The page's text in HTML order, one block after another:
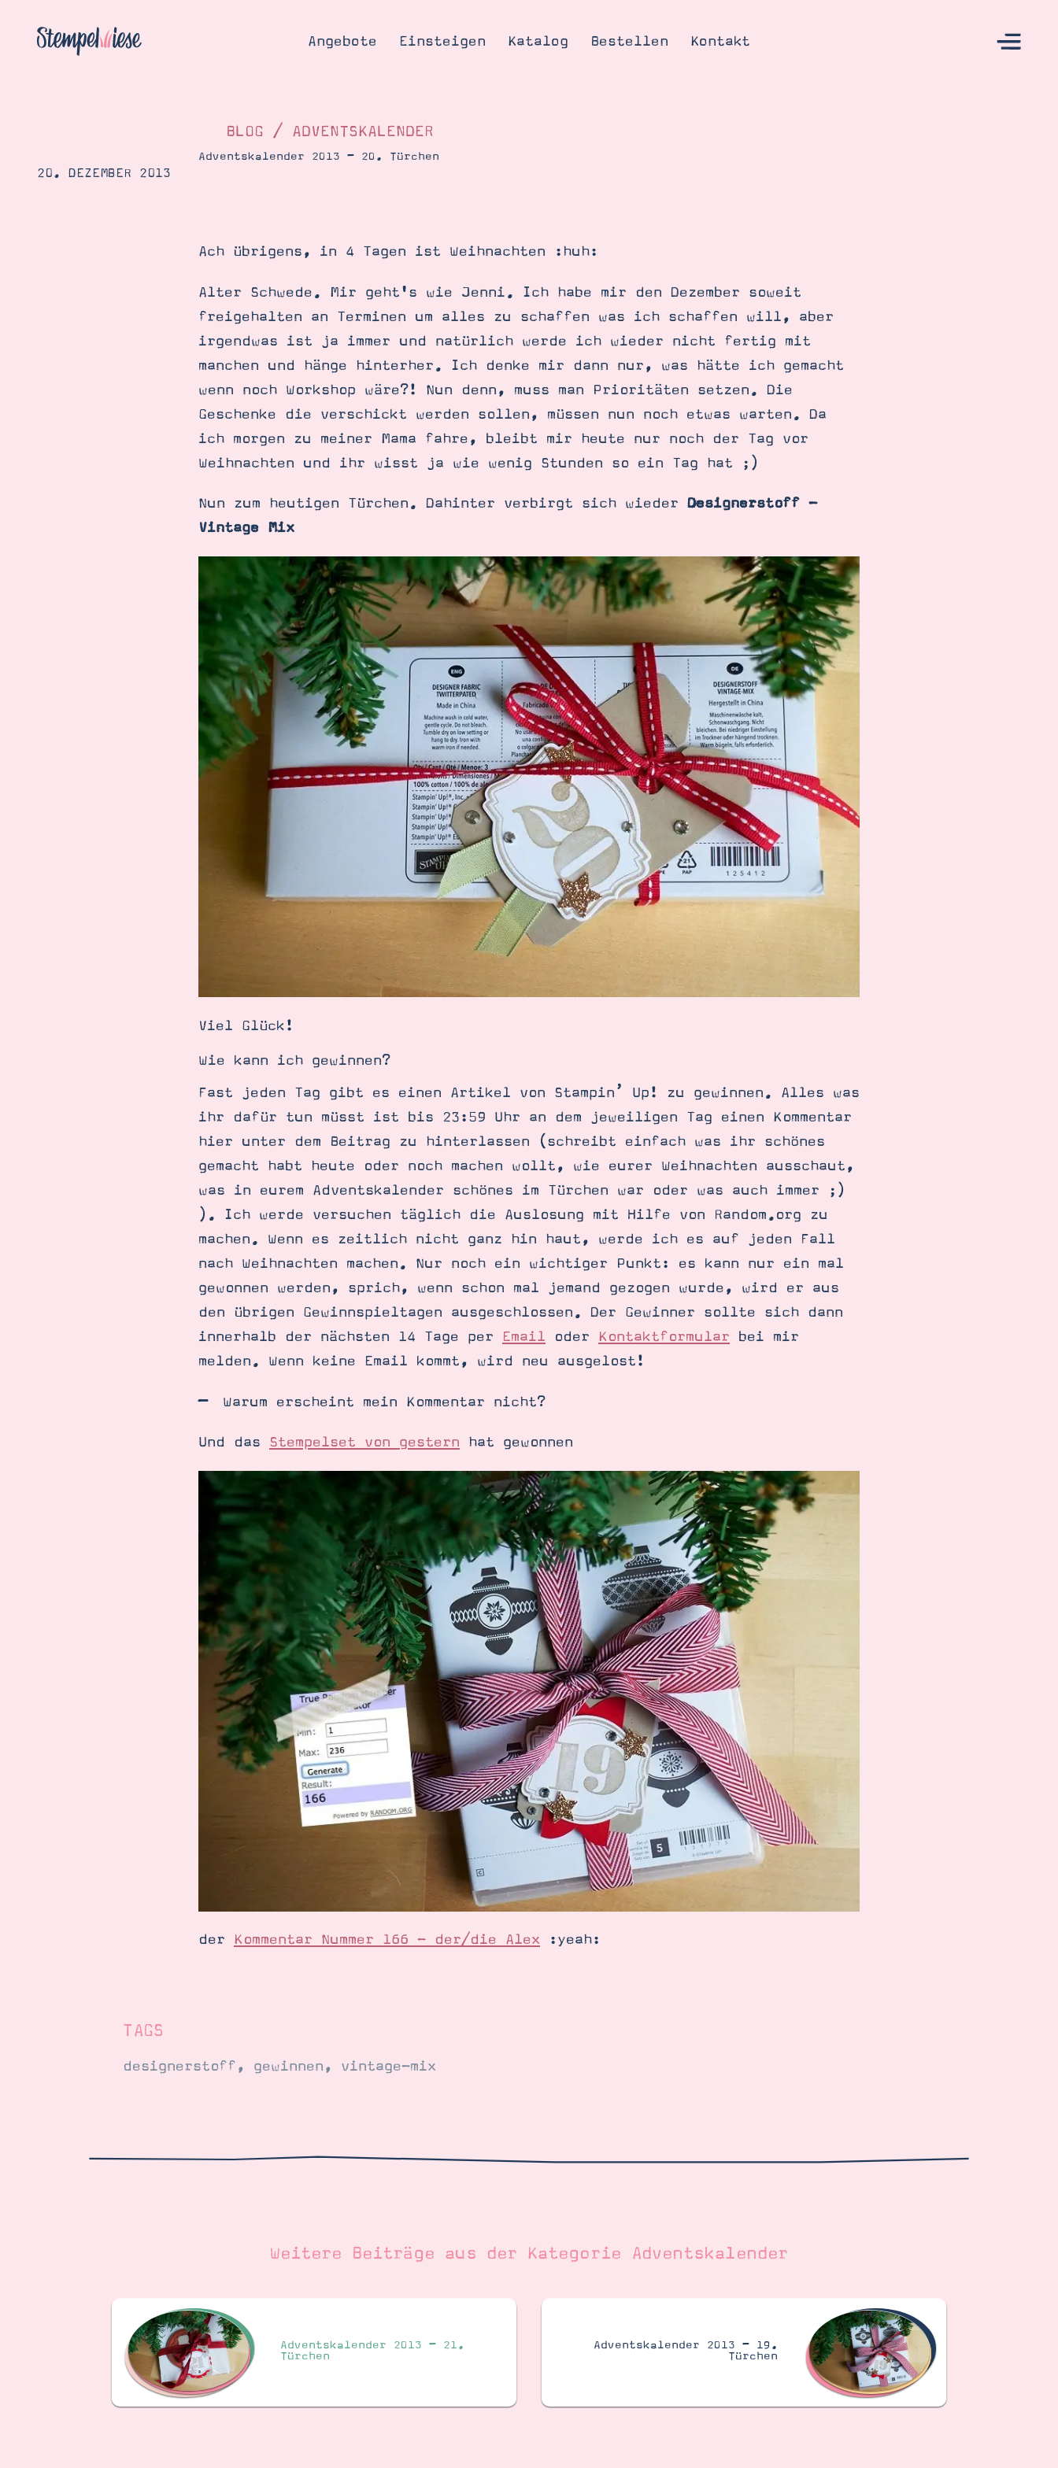
Angebote Einsteigen Katalog Bestellen Kontakt
Blog
Produkte erklärt
Über mich
Über Stampin’ Up!
Datenschutz
SUCHE
BLOG / ADVENTSKALENDER
Adventskalender 2013 – 20. Türchen
20. DEZEMBER 2013
Ach übrigens, in 4 Tagen ist Weihnachten :huh:
Alter Schwede. Mir geht's wie Jenni. Ich habe mir den Dezember soweit
freigehalten an Terminen um alles zu schaffen was ich schaffen will, aber
irgendwas ist ja immer und natürlich werde ich wieder nicht fertig mit
manchen und hänge hinterher. Ich denke mir dann nur, was hätte ich gemacht
wenn noch Workshop wäre?! Nun denn, muss man Prioritäten setzen. Die
Geschenke die verschickt werden sollen, müssen nun noch etwas warten. Da
ich morgen zu meiner Mama fahre, bleibt mir heute nur noch der Tag vor
Weihnachten und ihr wisst ja wie wenig Stunden so ein Tag hat ;)
Nun zum heutigen Türchen. Dahinter verbirgt sich wieder Designerstoff -
Vintage Mix
Viel Glück!
Wie kann ich gewinnen?
Fast jeden Tag gibt es einen Artikel von Stampin’ Up! zu gewinnen. Alles was
ihr dafür tun müsst ist bis 23:59 Uhr an dem jeweiligen Tag einen Kommentar
hier unter dem Beitrag zu hinterlassen (schreibt einfach was ihr schönes
gemacht habt heute oder noch machen wollt, wie eurer Weihnachten ausschaut,
was in eurem Adventskalender schönes im Türchen war oder was auch immer ;)
). Ich werde versuchen täglich die Auslosung mit Hilfe von Random.org zu
machen. Wenn es zeitlich nicht ganz hin haut, werde ich es auf jeden Fall
nach Weihnachten machen. Nur noch ein wichtiger Punkt: es kann nur ein mal
gewonnen werden, sprich, wenn schon mal jemand gezogen wurde, wird er aus
den übrigen Gewinnspieltagen ausgeschlossen. Der Gewinner sollte sich dann
innerhalb der nächsten 14 Tage per Email oder Kontaktformular bei mir
melden. Wenn keine Email kommt, wird neu ausgelost!
Warum erscheint mein Kommentar nicht?
Und das Stempelset von gestern hat gewonnen
der Kommentar Nummer 166 - der/die Alex :yeah:
TAGS
designerstoff, gewinnen, vintage-mix
Weitere Beiträge aus der Kategorie Adventskalender
Adventskalender 2013 – 21.
Türchen
Adventskalender 2013 – 19.
Türchen